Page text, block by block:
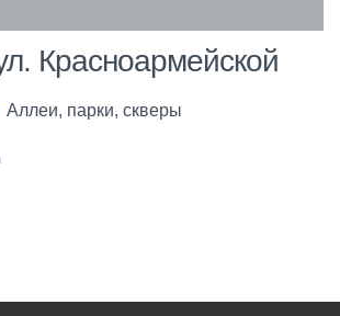
Красноармейской
Аллеи, парки, скверы